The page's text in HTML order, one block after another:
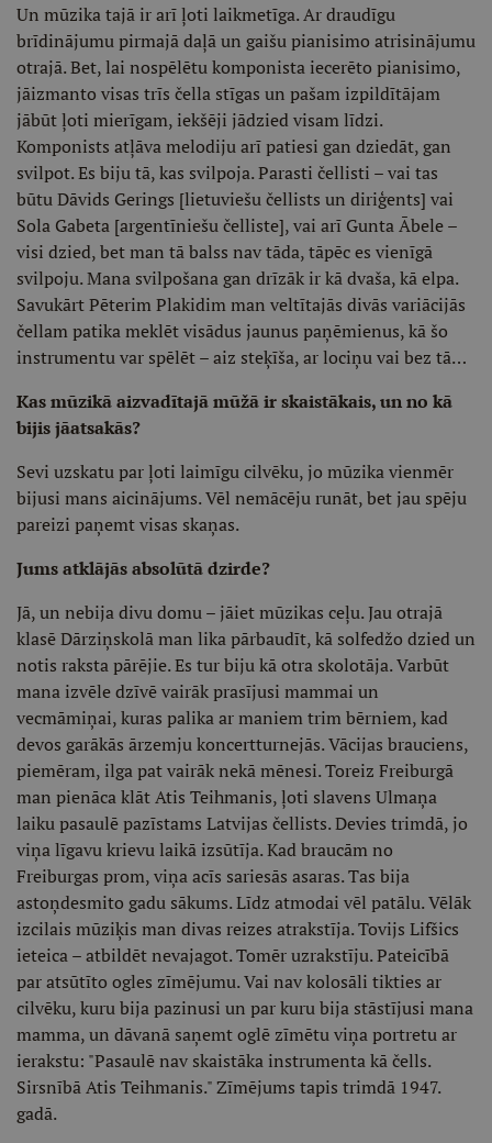
Un mūzika tajā ir arī ļoti laikmetīga. Ar draudīgu
brīdinājumu pirmajā daļā un gaišu pianisimo atrisinājumu
otrajā. Bet, lai nospēlētu komponista iecerēto pianisimo,
jāizmanto visas trīs čella stīgas un pašam izpildītājam
jābūt ļoti mierīgam, iekšēji jādzied visam līdzi.
Komponists atļāva melodiju arī patiesi gan dziedāt, gan
svilpot. Es biju tā, kas svilpoja. Parasti čellisti – vai tas
būtu Dāvids Gerings [lietuviešu čellists un diriģents] vai
Sola Gabeta [argentīniešu čelliste], vai arī Gunta Ābele –
visi dzied, bet man tā balss nav tāda, tāpēc es vienīgā
svilpoju. Mana svilpošana gan drīzāk ir kā dvaša, kā elpa.
Savukārt Pēterim Plakidim man veltītajās divās variācijās
čellam patika meklēt visādus jaunus paņēmienus, kā šo
instrumentu var spēlēt – aiz steķīša, ar lociņu vai bez tā…
Kas mūzikā aizvadītajā mūžā ir skaistākais, un no kā
bijis jāatsakās?
Sevi uzskatu par ļoti laimīgu cilvēku, jo mūzika vienmēr
bijusi mans aicinājums. Vēl nemācēju runāt, bet jau spēju
pareizi paņemt visas skaņas.
Jums atklājās absolūtā dzirde?
Jā, un nebija divu domu – jāiet mūzikas ceļu. Jau otrajā
klasē Dārziņskolā man lika pārbaudīt, kā solfedžo dzied un
notis raksta pārējie. Es tur biju kā otra skolotāja. Varbūt
mana izvēle dzīvē vairāk prasījusi mammai un
vecmāmiņai, kuras palika ar maniem trim bērniem, kad
devos garākās ārzemju koncertturnejās. Vācijas brauciens,
piemēram, ilga pat vairāk nekā mēnesi. Toreiz Freiburgā
man pienāca klāt Atis Teihmanis, ļoti slavens Ulmaņa
laiku pasaulē pazīstams Latvijas čellists. Devies trimdā, jo
viņa līgavu krievu laikā izsūtīja. Kad braucām no
Freiburgas prom, viņa acīs sariesās asaras. Tas bija
astoņdesmito gadu sākums. Līdz atmodai vēl patālu. Vēlāk
izcilais mūziķis man divas reizes atrakstīja. Tovijs Lifšics
ieteica – atbildēt nevajagot. Tomēr uzrakstīju. Pateicībā
par atsūtīto ogles zīmējumu. Vai nav kolosāli tikties ar
cilvēku, kuru bija pazinusi un par kuru bija stāstījusi mana
mamma, un dāvanā saņemt oglē zīmētu viņa portretu ar
ierakstu: "Pasaulē nav skaistāka instrumenta kā čells.
Sirsnībā Atis Teihmanis." Zīmējums tapis trimdā 1947.
gadā.